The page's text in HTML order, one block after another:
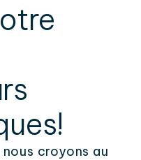
croyons au